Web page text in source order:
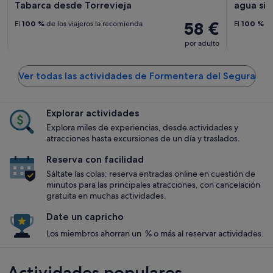
Tabarca desde Torrevieja
58 €
por adulto
El 100 % de los viajeros la recomienda
agua
El 100 %
Ver todas las actividades de Formentera del Segura
Explorar actividades
Explora miles de experiencias, desde actividades y
atracciones hasta excursiones de un día y traslados.
Reserva con facilidad
Sáltate las colas: reserva entradas online en cuestión de
minutos para las principales atracciones, con cancelación
gratuita en muchas actividades.
Date un capricho
Los miembros ahorran un % o más al reservar actividades.